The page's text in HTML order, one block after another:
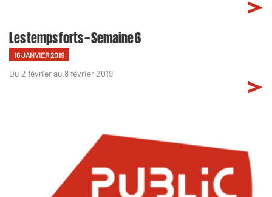
Les temps forts – Semaine 6
16 JANVIER 2019
Du 2 février au 8 février 2019